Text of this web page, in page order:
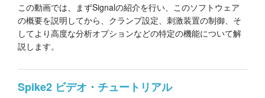
この動画では、まずSignalの紹介を行い、このソフトウェア
の概要を説明してから、クランプ設定、刺激装置の制御、そ
してより高度な分析オプションなどの特定の機能について解
説します。
Spike2 ビデオ・チュートリアル